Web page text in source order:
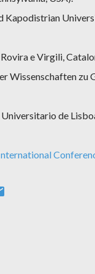
Kapodistrian
e Virgili,
Wissenschaften zu
de